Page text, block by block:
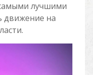
лучшими
движение на